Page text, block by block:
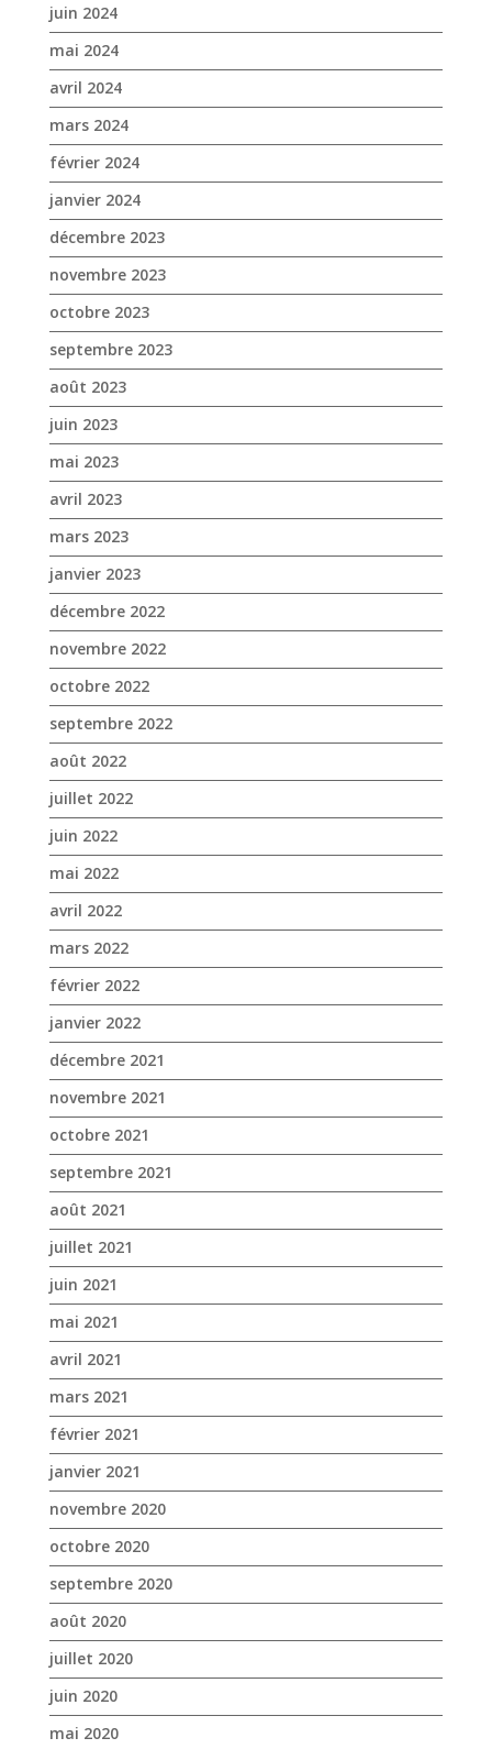
février 2024
janvier 2024
décembre 2023
novembre 2023
octobre 2023
septembre 2023
août 2023
juin 2023
mai 2023
avril 2023
mars 2023
janvier 2023
décembre 2022
novembre 2022
octobre 2022
septembre 2022
août 2022
juillet 2022
juin 2022
mai 2022
avril 2022
mars 2022
février 2022
janvier 2022
décembre 2021
novembre 2021
octobre 2021
septembre 2021
août 2021
juillet 2021
juin 2021
mai 2021
avril 2021
mars 2021
février 2021
janvier 2021
novembre 2020
octobre 2020
septembre 2020
août 2020
juillet 2020
juin 2020
mai 2020
avril 2020
mars 2020
janvier 2020